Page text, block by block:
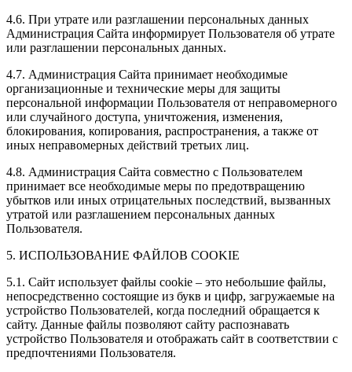
4.6. При утрате или разглашении персональных данных
Администрация Сайта информирует Пользователя об утрате
или разглашении персональных данных.
4.7. Администрация Сайта принимает необходимые
организационные и технические меры для защиты
персональной информации Пользователя от неправомерного
или случайного доступа, уничтожения, изменения,
блокирования, копирования, распространения, а также от
иных неправомерных действий третьих лиц.
4.8. Администрация Сайта совместно с Пользователем
принимает все необходимые меры по предотвращению
убытков или иных отрицательных последствий, вызванных
утратой или разглашением персональных данных
Пользователя.
5. ИСПОЛЬЗОВАНИЕ ФАЙЛОВ COOKIE
5.1. Сайт использует файлы cookie – это небольшие файлы,
непосредственно состоящие из букв и цифр, загружаемые на
устройство Пользователей, когда последний обращается к
сайту. Данные файлы позволяют сайту распознавать
устройство Пользователя и отображать сайт в соответствии с
предпочтениями Пользователя.